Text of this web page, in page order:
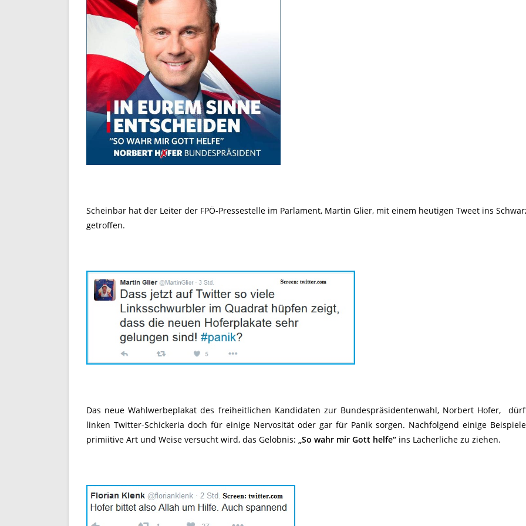
Scheinbar hat der Leiter der FPÖ-Pressestelle im Parlament, Martin Glier, mit einem heutigen Tweet ins
getroffen.
Das neue Wahlwerbeplakat des freiheitlichen Kandidaten zur Bundespräsidentenwahl, Norbert Hofer,
linken Twitter-Schickeria doch für einige Nervosität oder gar für Panik sorgen. Nachfolgend einige
primiitive Art und Weise versucht wird, das Gelöbnis: „So wahr mir Gott helfe“ ins Lächerliche zu ziehen.